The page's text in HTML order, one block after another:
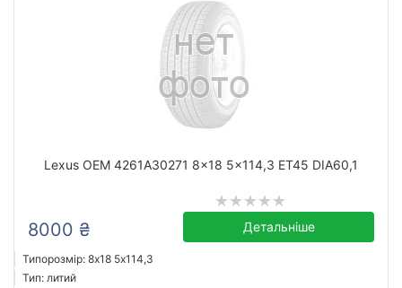
Lexus OEM 4261A30271 8x18 5x114,3 ET45 DIA60,1
8000 ₴ Детальніше
Типорозмір: 8x18 5х114,3
Тип: литий